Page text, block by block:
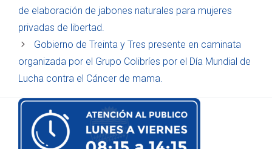
de elaboración de jabones naturales para mujeres
privadas de libertad.
Gobierno de Treinta y Tres presente en caminata
organizada por el Grupo Colibríes por el Día Mundial de
Lucha contra el Cáncer de mama.